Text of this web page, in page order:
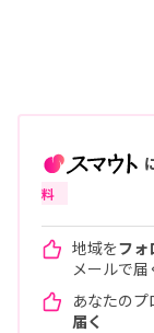
料
地域をフォ
メールで届
あなたの
届く